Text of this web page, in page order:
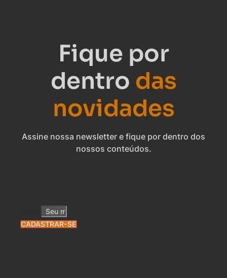
Fique por
dentro das
novidades
Assine nossa newsletter e fique por dentro dos
nossos conteúdos.
CADASTRAR-SE